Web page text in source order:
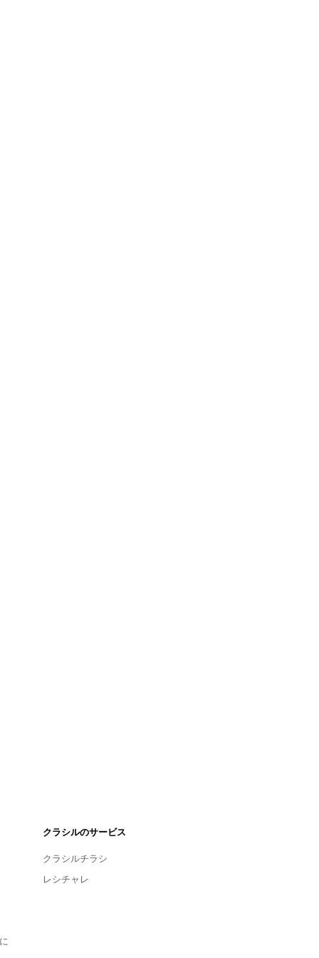
クラシルのサービス
クラシルチラシ
レシチャレ